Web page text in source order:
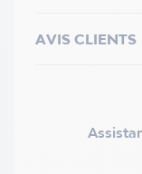
AVIS CLIENTS